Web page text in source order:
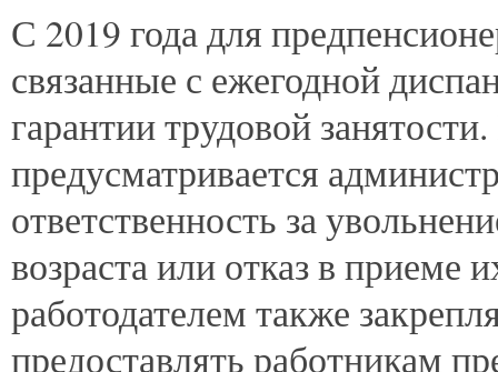
С 2019 года для
связанные с ежегодной
гарантии трудовой
предусматривается
ответственность за
возраста или отказ в приеме
работодателем также
предоставлять работникам